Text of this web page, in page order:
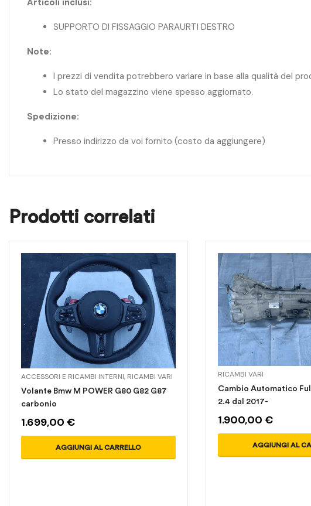
SUPPORTO DI FISSAGGIO PARAURTI DESTRO
Note:
I prezzi di vendita potrebbero variare in base alla qualità del
Lo stato del magazzino viene spesso aggiornato.
Spedizione:
Presso indirizzo da voi fornito (costo da aggiungere)
Prodotti correlati
ACCESSORI E RICAMBI INTERNI, RICAMBI VARI
Volante Bmw M POWER G80 G82 G87
carbonio
1.699,00 €
AGGIUNGI AL CARRELLO
RICAMBI VARI
Cambio Automatico
2.4 dal 2017-
1.900,00 €
AGGIUNGI AL